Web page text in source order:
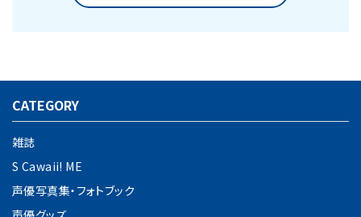
キーワード
CATEGORY
雑誌
S Cawaii! ME
声優写真集・フォトブック